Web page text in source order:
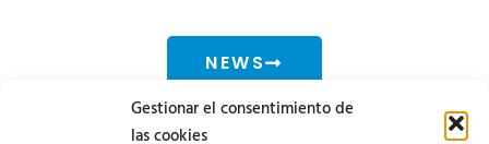
Gestionar el consentimiento de
las cookies
NEWS